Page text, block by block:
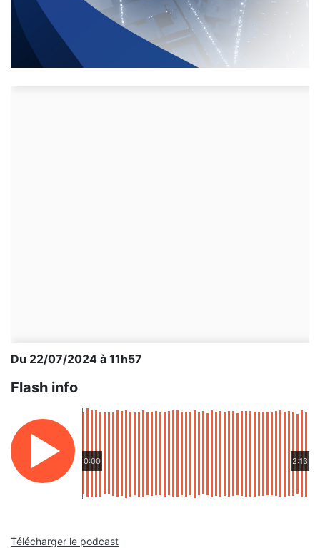
Du 22/07/2024 à 11h57
Flash info
0:00 2:13
Télécharger le podcast